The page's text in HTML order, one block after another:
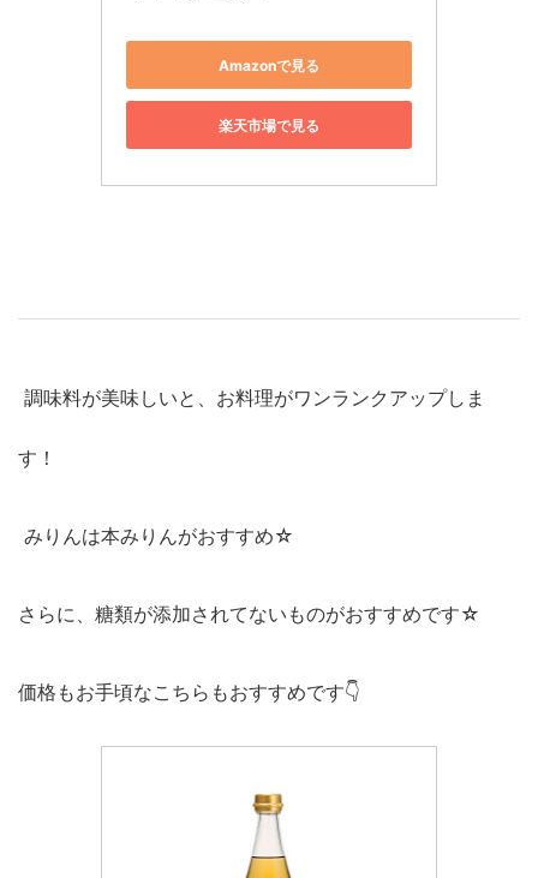
Amazonで見る
楽天市場で見る
調味料が美味しいと、お料理がワンランクアップしま
す！
みりんは本みりんがおすすめ☆
さらに、糖類が添加されてないものがおすすめです☆
価格もお手頃なこちらもおすすめです👇